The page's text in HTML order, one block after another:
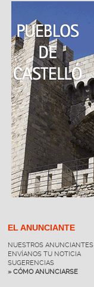
EL ANUNCIANTE
NUESTROS ANUNCIANTES
ENVÍANOS TU NOTICIA
SUGERENCIAS
» CÓMO ANUNCIARSE